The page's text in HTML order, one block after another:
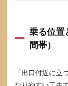
乗る位置
間帯）
「出口付近に立